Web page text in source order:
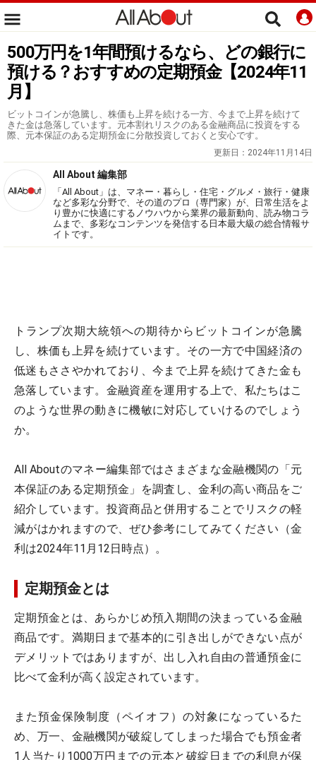
500万円を1年間預けるなら、どの銀行に
預ける？おすすめの定期預金【2024年11
月】
ビットコインが急騰し、株価も上昇を続ける一方、今まで上昇を続けて
きた金は急落しています。元本割れリスクのある金融商品に投資をする
際、元本保証のある定期預金に分散投資しておくと安心です。
更新日： 2024年11月14日
All About 編集部
「All About」は、マネー・暮らし・住宅・グルメ・旅行・健康
など多彩な分野で、その道のプロ（専門家）が、日常生活をよ
り豊かに快適にするノウハウから業界の最新動向、読み物コラ
ムまで、多彩なコンテンツを発信する日本最大級の総合情報サ
イトです。
トランプ次期大統領への期待からビットコインが急騰
し、株価も上昇を続けています。その一方で中国経済の
低迷もささやかれており、今まで上昇を続けてきた金も
急落しています。金融資産を運用する上で、私たちはこ
のような世界の動きに機敏に対応していけるのでしょう
か。
All Aboutのマネー編集部ではさまざまな金融機関の「元
本保証のある定期預金」を調査し、金利の高い商品をご
紹介しています。投資商品と併用することでリスクの軽
減がはかれますので、ぜひ参考にしてみてください（金
利は2024年11月12日時点）。
定期預金とは
定期預金とは、あらかじめ預入期間の決まっている金融
商品です。満期日まで基本的に引き出しができない点が
デメリットではありますが、出し入れ自由の普通預金に
比べて金利が高く設定されています。
また預金保険制度（ペイオフ）の対象になっているた
め、万一、金融機関が破綻してしまった場合でも預金者
1人当たり1000万円までの元本と破綻日までの利息が保